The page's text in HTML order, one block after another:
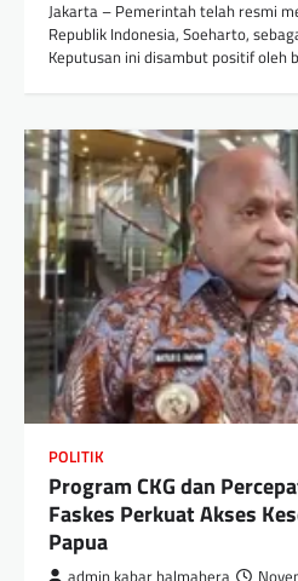
Jakarta – Pemerintah telah resmi
Republik Indonesia, Soeharto,
Keputusan ini disambut positif oleh
POLITIK
Program CKG dan
Faskes Perkuat Akses
Papua